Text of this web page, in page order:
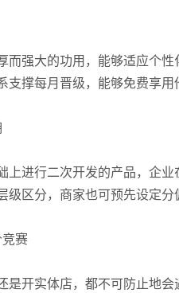
而强大的功用，能够适应个
支撑每月晋级，能够免费享用
上进行二次开发的产品，企
级区分，商家也可预先设定分
赛
是开实体店，都不可防止地